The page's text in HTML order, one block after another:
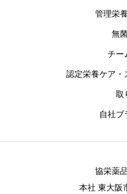
管理栄
無
チー
認定栄養ケア
取
自社ブ
協栄薬
本社 東大阪